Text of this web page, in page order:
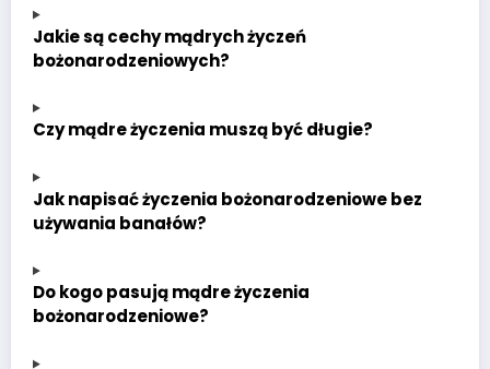
Jakie są cechy mądrych życzeń
bożonarodzeniowych?
Czy mądre życzenia muszą być długie?
Jak napisać życzenia bożonarodzeniowe bez
używania banałów?
Do kogo pasują mądre życzenia
bożonarodzeniowe?